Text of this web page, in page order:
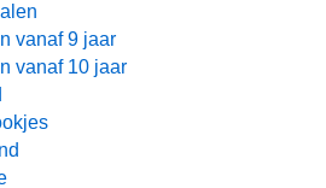
vanaf 9 jaar
vanaf 10 jaar